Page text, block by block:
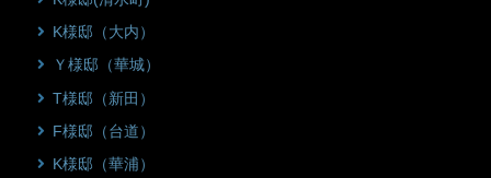
K様邸（大内）
Ｙ様邸（華城）
T様邸（新田）
F様邸（台道）
K様邸（華浦）